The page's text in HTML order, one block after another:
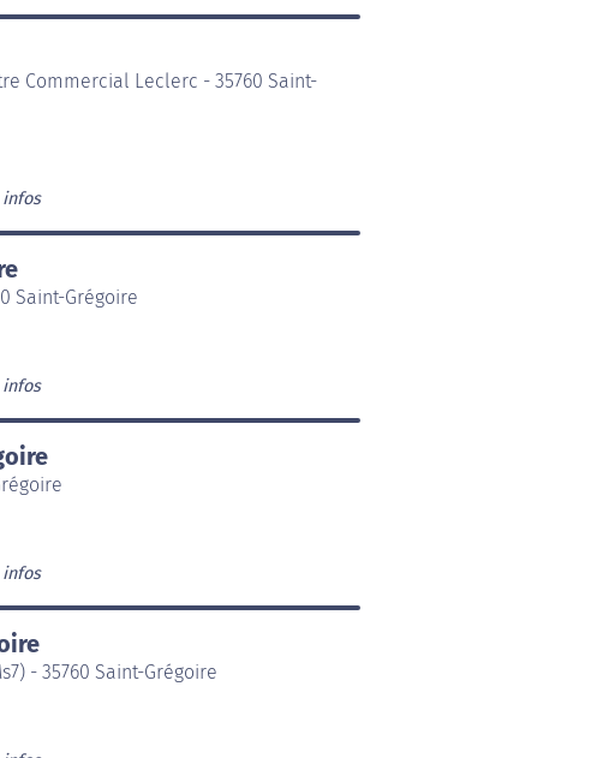
Commercial Leclerc - 35760 Saint-
Saint-Grégoire
- 35760 Saint-Grégoire